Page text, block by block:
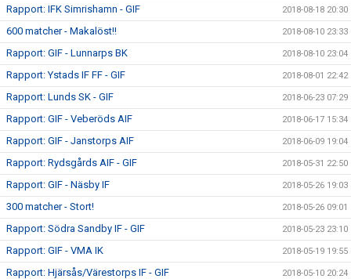
Rapport: IFK Simrishamn - GIF 2018-08-18 20:30
600 matcher - Makalöst!! 2018-08-10 23:33
Rapport: GIF - Lunnarps BK 2018-08-10 23:04
Rapport: Ystads IF FF - GIF 2018-08-01 22:42
Rapport: Lunds SK - GIF 2018-06-23 07:29
Rapport: GIF - Veberöds AIF 2018-06-17 15:34
Rapport: GIF - Janstorps AIF 2018-06-09 19:04
Rapport: Rydsgårds AIF - GIF 2018-05-31 22:50
Rapport: GIF - Näsby IF 2018-05-26 19:03
300 matcher - Stort! 2018-05-26 09:01
Rapport: Södra Sandby IF - GIF 2018-05-23 23:10
Rapport: GIF - VMA IK 2018-05-19 19:55
Rapport: Hjärsås/Värestorps IF - GIF 2018-05-10 20:24